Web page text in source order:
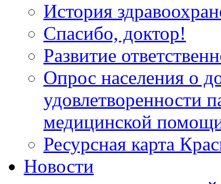
История
Спасибо, доктор!
Развитие
Опрос населения о
удовлетворенности
медицинской
Ресурсная карта
Новости